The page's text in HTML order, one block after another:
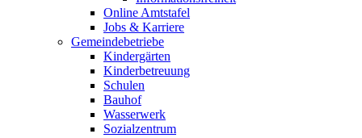
Online Amtstafel
Jobs & Karriere
Gemeindebetriebe
Kindergärten
Kinderbetreuung
Schulen
Bauhof
Wasserwerk
Sozialzentrum